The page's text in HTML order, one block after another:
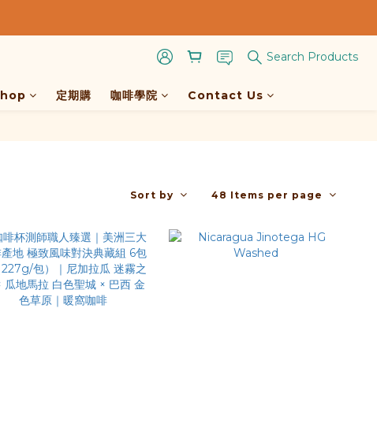
Search Products
定期購 咖啡學院 Contact Us
Sort by 48 Items per page